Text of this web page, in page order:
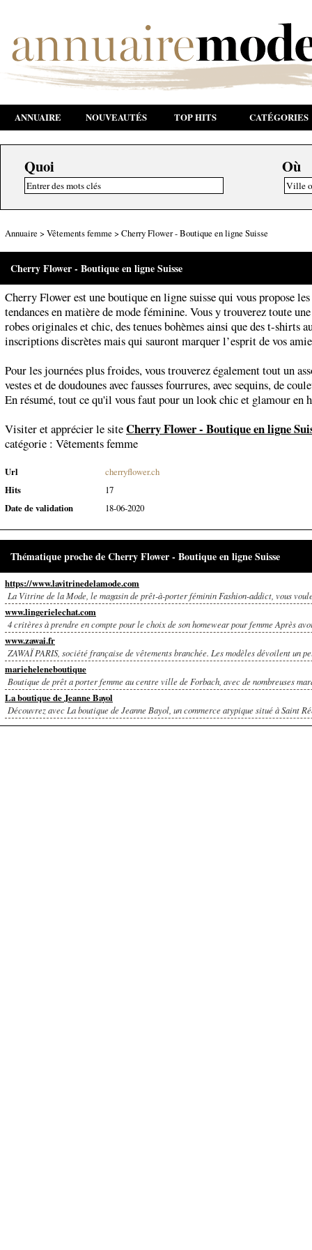
ANNUAIRE NOUVEAUTÉS TOP HITS CATÉGORIES
Quoi Où
Annuaire > Vêtements femme > Cherry Flower - Boutique en ligne Suisse
Cherry Flower - Boutique en ligne Suisse
Cherry Flower est une boutique en ligne suisse qui vous propose
tendances en matière de mode féminine. Vous y trouverez toute
robes originales et chic, des tenues bohèmes ainsi que des t-shirts
inscriptions discrètes mais qui sauront marquer l’esprit de vos
Pour les journées plus froides, vous trouverez également tout un
vestes et de doudounes avec fausses fourrures, avec sequins, de
En résumé, tout ce qu'il vous faut pour un look chic et glamour en
Visiter et apprécier le siteCherry Flower - Boutique en ligne
catégorie : Vêtements femme
Url
cherryflower.ch
Hits
17
Date de validation
18-06-2020
Thématique proche de Cherry Flower - Boutique en ligne Suisse
https://www.lavitrinedelamode.com
La Vitrine de la Mode, le magasin de prêt-à-porter féminin Fashion-addict, vous
www.lingerielechat.com
4 critères à prendre en compte pour le choix de son homewear pour femme Après
www.zawai.fr
ZAWAÏ PARIS, société française de vêtements branchée. Les modèles dévoilent un
marieheleneboutique
Boutique de prêt a porter femme au centre ville de Forbach, avec de nombreuses
La boutique de Jeanne Bayol
Découvrez avec La boutique de Jeanne Bayol, un commerce atypique situé à Saint